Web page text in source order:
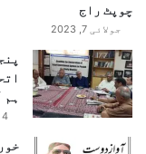
چوپٹ راج
جولائی 7, 2023
ہم
4 ہفتے ago